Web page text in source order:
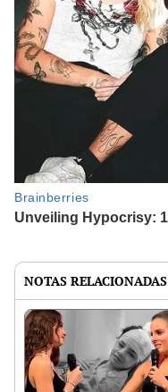
NOTAS RELACIONADAS